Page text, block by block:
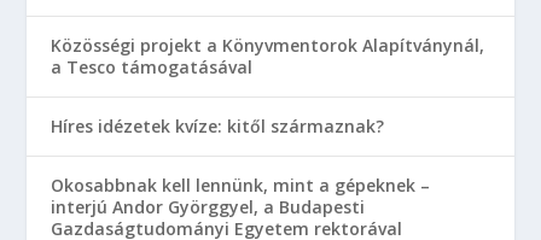
Közösségi projekt a Könyvmentorok Alapítványnál,
a Tesco támogatásával
Híres idézetek kvíze: kitől származnak?
Okosabbnak kell lennünk, mint a gépeknek –
interjú Andor Györggyel, a Budapesti
Gazdaságtudományi Egyetem rektorával